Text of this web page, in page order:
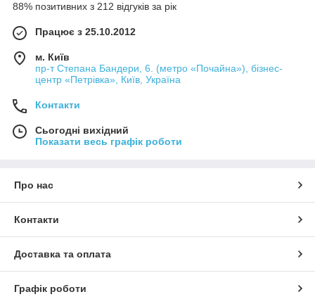
88% позитивних з 212 відгуків за рік
Працює з 25.10.2012
м. Київ
пр-т Степана Бандери, 6. (метро «Почайна»), бізнес-
центр «Петрівка», Київ, Україна
Контакти
Сьогодні вихідний
Показати весь графік роботи
Про нас
Контакти
Доставка та оплата
Графік роботи